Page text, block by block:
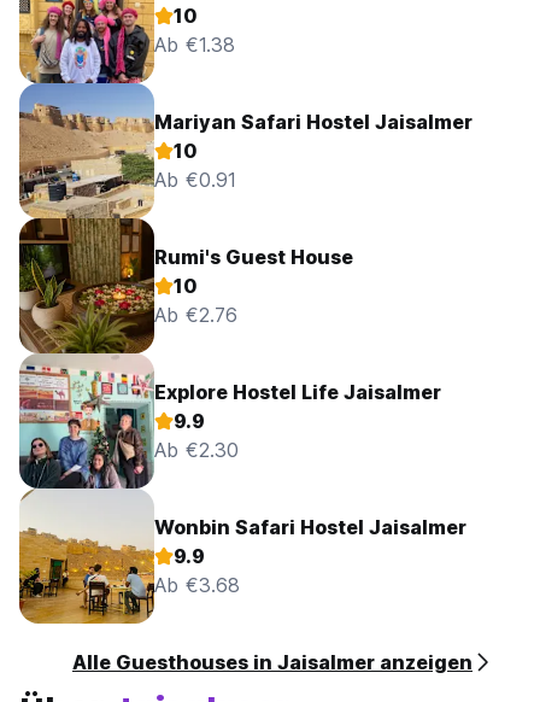
10
Ab €1.38
Mariyan Safari Hostel Jaisalmer
10
Ab €0.91
Rumi's Guest House
10
Ab €2.76
Explore Hostel Life Jaisalmer
9.9
Ab €2.30
Wonbin Safari Hostel Jaisalmer
9.9
Ab €3.68
Alle Guesthouses in Jaisalmer anzeigen